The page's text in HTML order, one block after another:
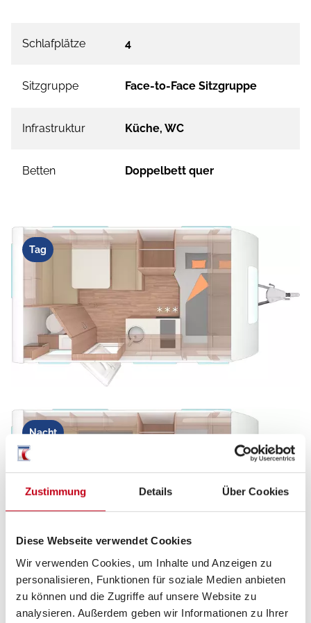
Zustimmung Details Über Cookies
Diese Webseite verwendet Cookies
Wir verwenden Cookies, um Inhalte und Anzeigen zu
personalisieren, Funktionen für soziale Medien anbieten
zu können und die Zugriffe auf unsere Website zu
analysieren. Außerdem geben wir Informationen zu Ihrer
Schlafplätze 4
Sitzgruppe Face-to-Face Sitzgruppe
Infrastruktur Küche, WC
Betten Doppelbett quer
Tag
Nacht